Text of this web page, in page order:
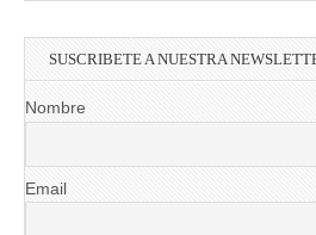
SUSCRIBETE A NUESTRA
Nombre
Email